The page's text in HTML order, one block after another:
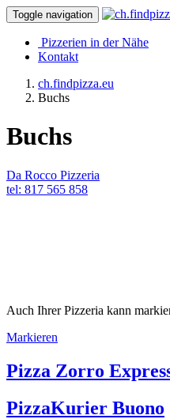
Toggle navigation
Pizzerien in der Nähe
Kontakt
ch.findpizza.eu
Buchs
Buchs
Da Rocco Pizzeria
tel: 817 565 858
Auch Ihrer Pizzeria kann
Markieren
Pizza Zorro
PizzaKurier Buono